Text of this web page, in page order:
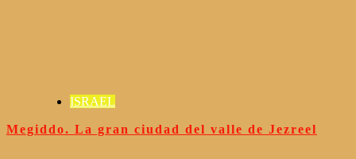
ISRAEL
Megiddo. La gran ciudad del valle de Jezreel